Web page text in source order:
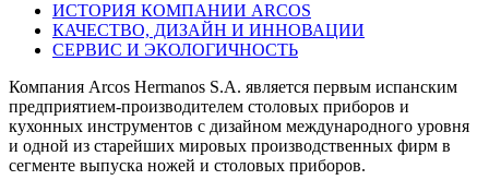
ИСТОРИЯ КОМПАНИИ ARCOS
КАЧЕСТВО, ДИЗАЙН И ИННОВАЦИИ
СЕРВИС И ЭКОЛОГИЧНОСТЬ
Компания Arcos Hermanos S.A. является первым испанским
предприятием-производителем столовых приборов и
кухонных инструментов с дизайном международного уровня
и одной из старейших мировых производственных фирм в
сегменте выпуска ножей и столовых приборов.